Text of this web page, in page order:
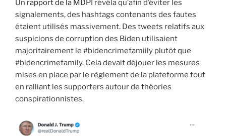
Un rapport de la MDPI révéla qu’afin d’éviter les
signalements, des hashtags contenants des fautes
étaient utilisés massivement. Des tweets relatifs aux
suspicions de corruption des Biden utilisaient
majoritairement le #bidencrimefamiily plutôt que
#bidencrimefamily. Cela devait déjouer les mesures
mises en place par le règlement de la plateforme tout
en ralliant les supporters autour de théories
conspirationnistes.